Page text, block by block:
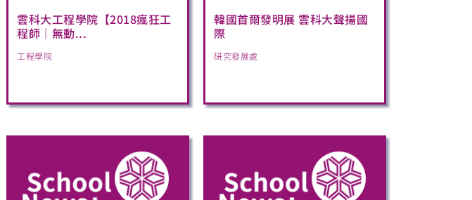
雲科大工程學院【2018瘋狂工
程師｜無動...
工程學院
韓國首爾發明展 雲科大聲揚國
際
研究發展處